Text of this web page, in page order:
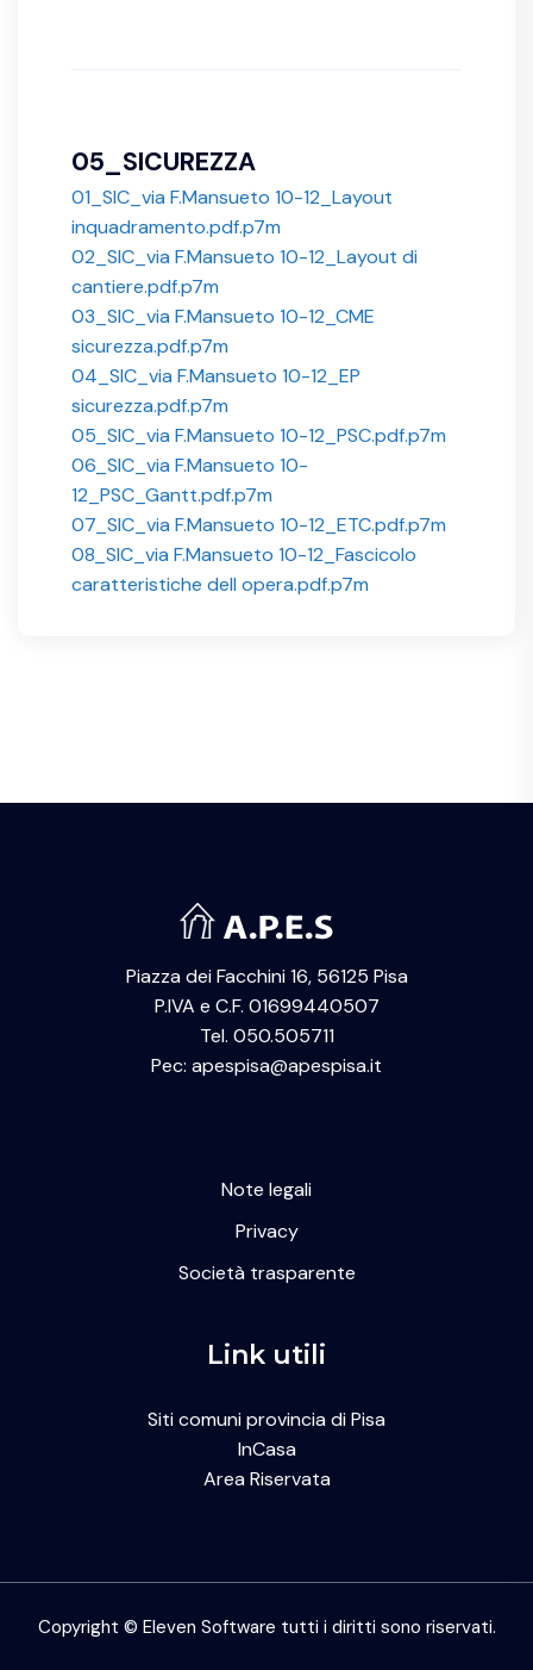
05_SICUREZZA
01_SIC_via F.Mansueto 10-12_Layout
inquadramento.pdf.p7m
02_SIC_via F.Mansueto 10-12_Layout di
cantiere.pdf.p7m
03_SIC_via F.Mansueto 10-12_CME
sicurezza.pdf.p7m
04_SIC_via F.Mansueto 10-12_EP
sicurezza.pdf.p7m
05_SIC_via F.Mansueto 10-12_PSC.pdf.p7m
06_SIC_via F.Mansueto 10-
12_PSC_Gantt.pdf.p7m
07_SIC_via F.Mansueto 10-12_ETC.pdf.p7m
08_SIC_via F.Mansueto 10-12_Fascicolo
caratteristiche dell opera.pdf.p7m
Piazza dei Facchini 16, 56125 Pisa
P.IVA e C.F. 01699440507
Tel. 050.505711
Pec: apespisa@apespisa.it
Note legali
Privacy
Società trasparente
Link utili
Siti comuni provincia di Pisa
InCasa
Area Riservata
Copyright © Eleven Software tutti i diritti sono riservati.